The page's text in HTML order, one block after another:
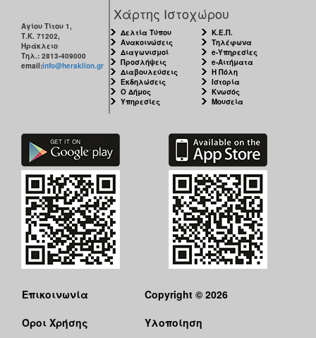
Αγίου Τίτου 1,
Τ.Κ. 71202,
Ηράκλειο
Τηλ.: 2813-409000
email:info@heraklion.gr
Χάρτης Ιστοχώρου
Δελτία Τύπου
Ανακοινώσεις
Διαγωνισμοί
Προσλήψεις
Διαβουλεύσεις
Εκδηλώσεις
Ο Δήμος
Υπηρεσίες
Κ.Ε.Π.
Τηλέφωνα
e-Υπηρεσίες
e-Αιτήματα
Η Πόλη
Ιστορία
Κνωσός
Μουσεία
Επικοινωνία
Όροι Χρήσης
Copyright © 2026
Υλοποίηση